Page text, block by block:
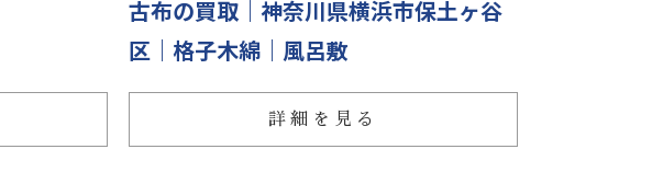
古布の買取｜神奈川県横浜市保土ヶ谷
区｜格子木綿｜風呂敷
詳細を見る